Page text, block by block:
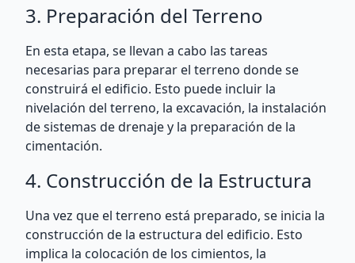
3. Preparación del Terreno
En esta etapa, se llevan a cabo las tareas
necesarias para preparar el terreno donde se
construirá el edificio. Esto puede incluir la
nivelación del terreno, la excavación, la instalación
de sistemas de drenaje y la preparación de la
cimentación.
4. Construcción de la Estructura
Una vez que el terreno está preparado, se inicia la
construcción de la estructura del edificio. Esto
implica la colocación de los cimientos, la